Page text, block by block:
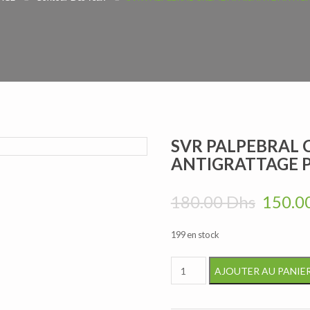
SVR PALPEBRAL
ANTIGRATTAGE
180.00Dhs Le
199 en stock
quantité de SVR PALPEBRAL
AJOUTER AU